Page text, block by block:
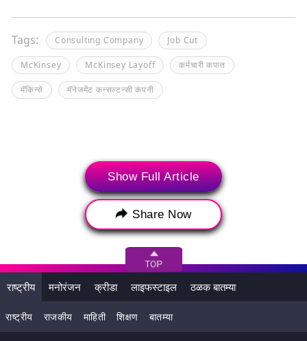
Tags: Consulting Company Job Cut
McKinsey McKinsey Layoff कर्मचारी कपात
मॅकिन्से मॅनेजमेंट कन्सल्टन्सी कंपनी
संबंधित बातम्या
Show Full Article
Share Now
राष्ट्रीय मनोरंजन क्रीडा लाइफस्टाइल ठळक बातम्या
राष्ट्रीय राजकीय माहिती शिक्षण बातम्या